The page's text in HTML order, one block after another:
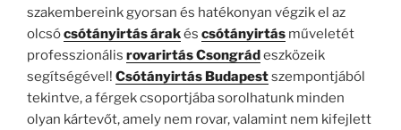
szakembereink gyorsan és hatékonyan végzik el az
olcsócsótányirtás árakés csótányirtás műveletét
professzionális rovarirtás Csongrádeszközeik
segítségével! Csótányirtás Budapestszempontjából
tekintve, a férgek csoportjába sorolhatunk minden
olyan kártevőt, amely nem rovar, valamint nem kifejlett